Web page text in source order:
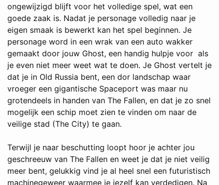
ongewijzigd blijft voor het volledige spel, wat een
goede zaak is. Nadat je personage volledig naar je
eigen smaak is bewerkt kan het spel beginnen. Je
personage word in een wrak van een auto wakker
gemaakt door jouw Ghost, een handig hulpje voor als
je even niet meer weet wat te doen. Je Ghost vertelt je
dat je in Old Russia bent, een dor landschap waar
vroeger een gigantische Spaceport was maar nu
grotendeels in handen van The Fallen, en dat je zo snel
mogelijk een schip moet zien te vinden om naar de
veilige stad (The City) te gaan.
Terwijl je naar beschutting loopt hoor je achter jou
geschreeuw van The Fallen en weet je dat je niet veilig
meer bent, gelukkig vind je al heel snel een futuristisch
machinegeweer waarmee je jezelf kan verdedigen. Na